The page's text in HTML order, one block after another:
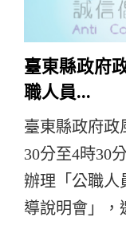
臺東縣政府
職人員...
臺東縣政府政
30分至4時30
辦理「公職人
導說明會」，